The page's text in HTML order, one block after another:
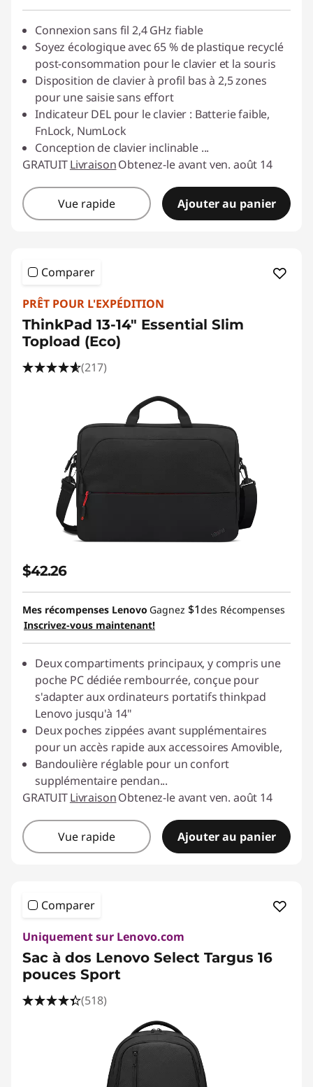
Connexion sans fil 2,4 GHz fiable
Soyez écologique avec 65 % de plastique recyclé
post-consommation pour le clavier et la souris
Disposition de clavier à profil bas à 2,5 zones
pour une saisie sans effort
Indicateur DEL pour le clavier : Batterie faible,
FnLock, NumLock
Conception de clavier inclinable ...
GRATUITLivraisonObtenez-le avant ven. août 14
Vue rapide Ajouter au panier
Comparer
PRÊT POUR L'EXPÉDITION
ThinkPad 13-14" Essential Slim
Topload (Eco)
(217)
$42.26
Mes récompenses Lenovo Gagnez $1des Récompenses
Inscrivez-vous maintenant!
Deux compartiments principaux, y compris une
poche PC dédiée rembourrée, conçue pour
s'adapter aux ordinateurs portatifs thinkpad
Lenovo jusqu'à 14"
Deux poches zippées avant supplémentaires
pour un accès rapide aux accessoires Amovible,
Bandoulière réglable pour un confort
supplémentaire pendan...
GRATUITLivraisonObtenez-le avant ven. août 14
Vue rapide Ajouter au panier
Comparer
Uniquement sur Lenovo.com
Sac à dos Lenovo Select Targus 16
pouces Sport
(518)